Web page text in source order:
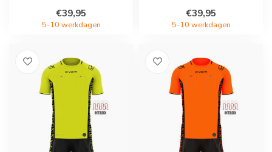
€39,95
5-10 werkdagen
€39,95
5-10 werkdagen